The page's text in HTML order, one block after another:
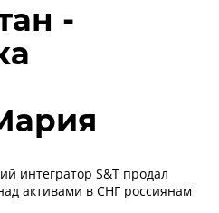
-
интегратор S&T продал
активами в СНГ россиянам